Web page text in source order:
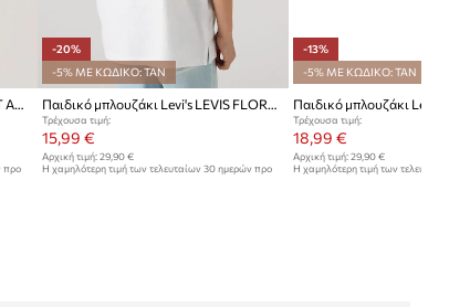
Παιδικό μπλουζάκι Levi's RIB MEET AND GREET JAM TEE
προ
-20%
-5% ΜΕ ΚΩΔΙΚΟ: TAN
Παιδικό μπλουζάκι Levi's LEVIS FLORAL OVERSIZED TEE
Τρέχουσα τιμή:
15,99 €
Αρχική τιμή:29,90 €
Η χαμηλότερη τιμή των τελευταίων 30 ημερών προ
-13%
-5% ΜΕ ΚΩΔΙΚΟ: TAN
Τρέχουσα τιμή:
18,99 €
Αρχική τιμή: 29,90 €
Η χαμηλότερη τιμή των τελευταίων